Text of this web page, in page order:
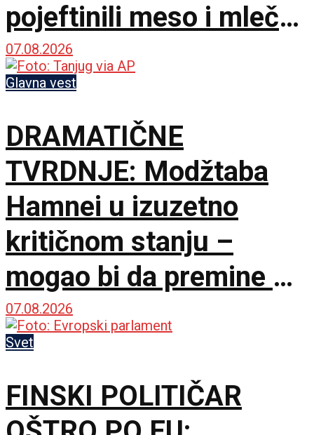
pojeftinili meso i mlečni
proizvodi
07.08.2026
Glavna vest
DRAMATIČNE
TVRDNJE: Modžtaba
Hamnei u izuzetno
kritičnom stanju –
mogao bi da premine u
svakom trenutku
07.08.2026
Svet
FINSKI POLITIČAR